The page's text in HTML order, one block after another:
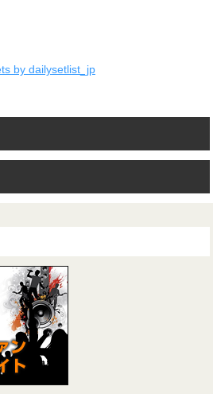
by dailysetlist_jp